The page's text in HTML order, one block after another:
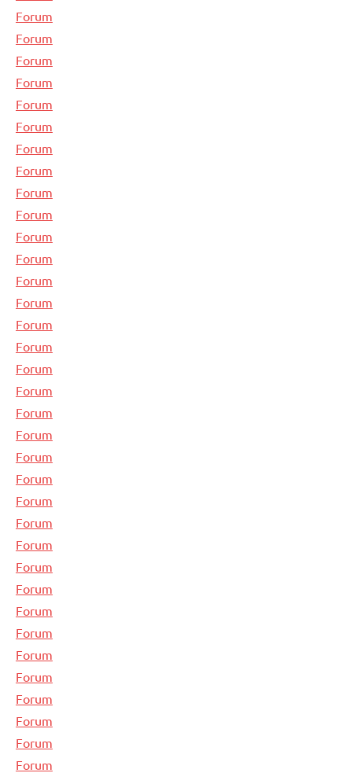
Forum
Forum
Forum
Forum
Forum
Forum
Forum
Forum
Forum
Forum
Forum
Forum
Forum
Forum
Forum
Forum
Forum
Forum
Forum
Forum
Forum
Forum
Forum
Forum
Forum
Forum
Forum
Forum
Forum
Forum
Forum
Forum
Forum
Forum
Forum